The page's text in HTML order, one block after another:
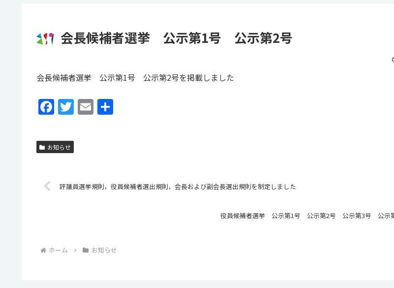
会長候補者選挙 公示第1号 公示第2号
会長候補者選挙 公示第1号 公示第2号を掲載しました
F
c
e
o
T E
お知らせ
評議員選挙規則，役員候補者選出規則，会長および副会長選出規則を制定しました
役員候補者選挙 公示第1号 公示第2号 公示第3号 公示
ホーム お知らせ